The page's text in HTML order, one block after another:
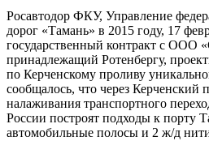
Росавтодор ФКУ, Управление
дорог «Тамань» в 2015 году, 17
государственный контракт с ООО
принадлежащий Ротенбергу,
по Керченскому проливу
сообщалось, что через Керченский
налаживания транспортного
России построят подходы к порту
автомобильные полосы и 2 ж/д